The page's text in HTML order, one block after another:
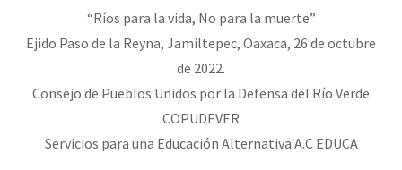
“Ríos para la vida, No para la muerte”
Ejido Paso de la Reyna, Jamiltepec, Oaxaca, 26 de octubre
de 2022.
Consejo de Pueblos Unidos por la Defensa del Río Verde
COPUDEVER
Servicios para una Educación Alternativa A.C EDUCA